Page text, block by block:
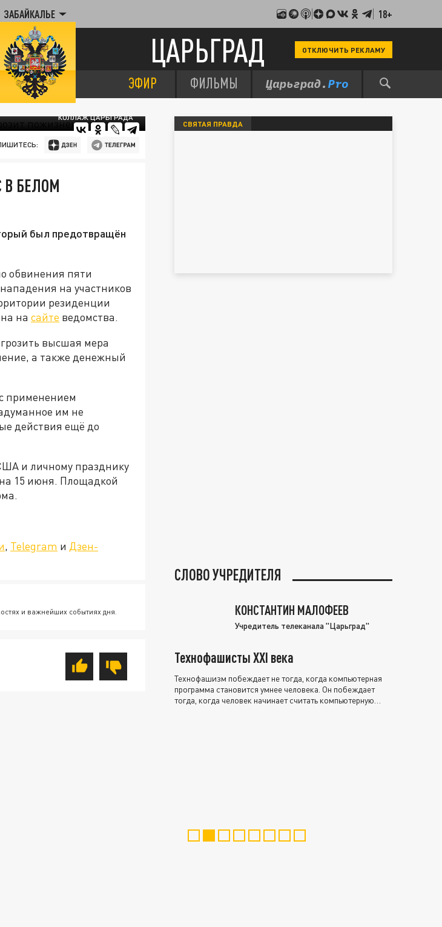
ЗАБАЙКАЛЬЕ 18+
ЦАРЬГРАД ОТКЛЮЧИТЬ РЕКЛАМУ
ЭФИР ФИЛЬМЫ
КОЛЛАЖ ЦАРЬГРАДА
В БЕЛОМ
был предотвращён
обвинения пяти
на участников
резиденции
на сайте ведомства.
высшая мера
а также денежный
применением
им не
действия ещё до
и личному празднику
15 июня. Площадкой
, Telegram и Дзен-
и важнейших событиях дня.
СВЯТАЯ ПРАВДА
СЛОВО УЧРЕДИТЕЛЯ
КОНСТАНТИН МАЛОФЕЕВ
Учредитель телеканала "Царьград"
Технофашисты XXI века
Технофашизм побеждает не тогда, когда компьютерная
программа становится умнее человека. Он побеждает
тогда, когда человек начинает считать компьютерную